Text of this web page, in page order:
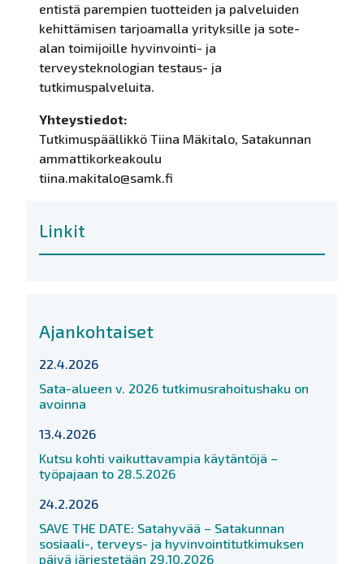
entistä parempien tuotteiden ja palveluiden
kehittämisen tarjoamalla yrityksille ja sote-
alan toimijoille hyvinvointi- ja
terveysteknologian testaus- ja
tutkimuspalveluita.
Yhteystiedot:
Tutkimuspäällikkö Tiina Mäkitalo, Satakunnan
ammattikorkeakoulu
tiina.makitalo@samk.fi
Linkit
Ajankohtaiset
22.4.2026
Sata-alueen v. 2026 tutkimusrahoitushaku on
avoinna
13.4.2026
Kutsu kohti vaikuttavampia käytäntöjä –
työpajaan to 28.5.2026
24.2.2026
SAVE THE DATE: Satahyvää – Satakunnan
sosiaali-, terveys- ja hyvinvointitutkimuksen
päivä järjestetään 29.10.2026